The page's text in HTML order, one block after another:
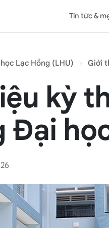
Tin tức &
Lạc Hồng (LHU) Giới
kỳ
Đại